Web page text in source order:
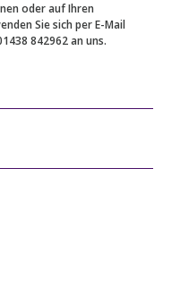
oder auf Ihren
Sie sich per E-Mail
842962 an uns.